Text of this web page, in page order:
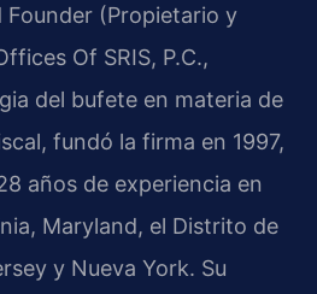
Founder (Propietario y
Of SRIS, P.C.,
del bufete en materia de
fundó la firma en 1997,
años de experiencia en
Maryland, el Distrito de
y Nueva York. Su